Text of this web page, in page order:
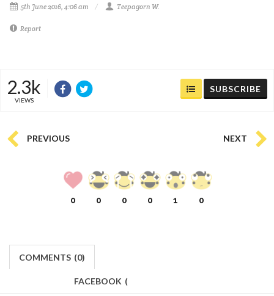
5th June 2016, 4:06 am Teepagorn W.
Report
2.3k
VIEWS
SUBSCRIBE
PREVIOUS NEXT
0 0 0 0 1 0
COMMENTS (0)
FACEBOOK (